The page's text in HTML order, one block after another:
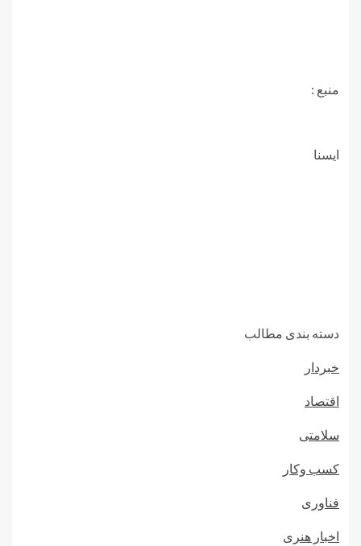
منبع :
ايسنا
دسته بندی مطالب
خبردار
اقتصاد
سلامتی
کسب وکار
فناوری
اخبار هنری